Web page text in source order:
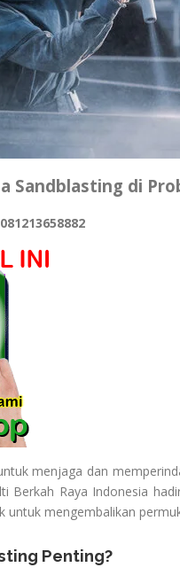
Sandblasting di
menjaga dan
Berkah Raya Indonesia
untuk mengembalikan
Penting?